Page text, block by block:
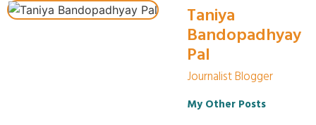
Taniya
Bandopadhyay
Pal
Journalist Blogger
My Other Posts